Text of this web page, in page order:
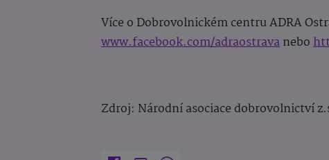
Více o Dobrovolnickém centru ADRA
www.facebook.com/adraostravanebo
Zdroj: Národní asociace dobrovolnictví